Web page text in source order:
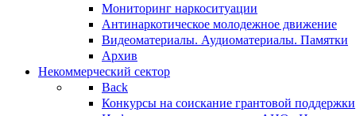
Мониторинг наркоситуации
Антинаркотическое молодежное движение
Видеоматериалы. Аудиоматериалы. Памятки
Архив
Некоммерческий сектор
Back
Конкурсы на соискание грантовой поддержки